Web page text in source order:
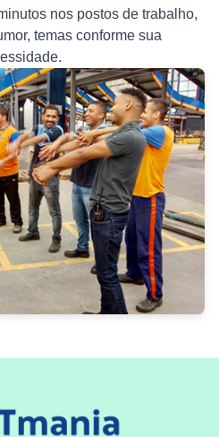
nos postos de trabalho,
temas conforme sua